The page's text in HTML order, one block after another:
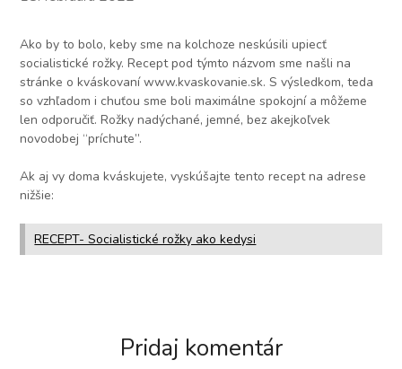
Ako by to bolo, keby sme na kolchoze neskúsili upiecť
socialistické rožky. Recept pod týmto názvom sme našli na
stránke o kváskovaní www.kvaskovanie.sk. S výsledkom, teda
so vzhľadom i chuťou sme boli maximálne spokojní a môžeme
len odporučiť. Rožky nadýchané, jemné, bez akejkoľvek
novodobej “príchute”.
Ak aj vy doma kváskujete, vyskúšajte tento recept na adrese
nižšie:
RECEPT- Socialistické rožky ako kedysi
Pridaj komentár